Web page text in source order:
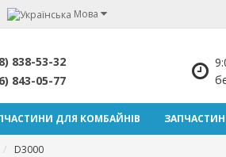
Мова
838-53-32
843-05-77
ДЛЯ КОМБАЙНІВ
D3000